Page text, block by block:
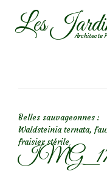
AllerLes Architecte
Belles sauvageonnes :
Waldsteinia ternata,
fraisier stérile